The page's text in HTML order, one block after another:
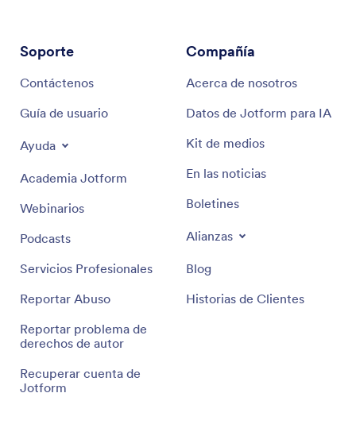
Soporte
Contáctenos
Guía de usuario
Ayuda
Academia Jotform
Webinarios
Podcasts
Servicios Profesionales
Reportar Abuso
Reportar problema de
derechos de autor
Recuperar cuenta de
Jotform
Compañía
Acerca de nosotros
Datos de Jotform para IA
Kit de medios
En las noticias
Boletines
Alianzas
Blog
Historias de Clientes